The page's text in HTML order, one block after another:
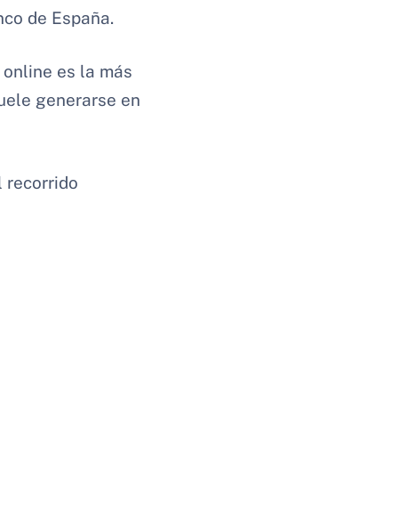
de España.
es la más
generarse en
recorrido